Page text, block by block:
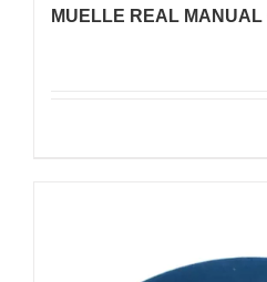
MUELLE REAL MANUAL